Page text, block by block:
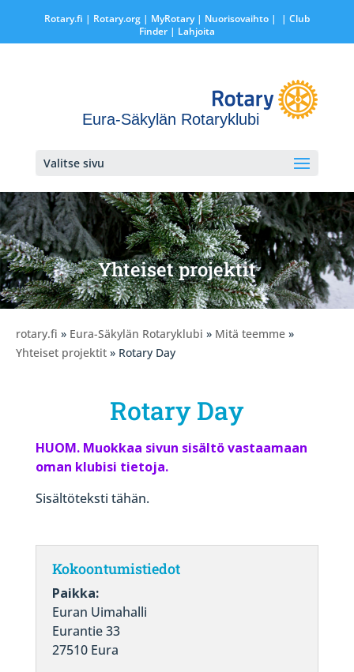
Rotary.fi | Rotary.org| MyRotary | Nuorisovaihto|
| Club
Finder| Lahjoita
Eura-Säkylän Rotaryklubi
Valitse sivu
Yhteiset projektit
rotary.fi » Eura-Säkylän Rotaryklubi » Mitä teemme »
Yhteiset projektit » Rotary Day
Rotary Day
HUOM. Muokkaa sivun sisältö vastaamaan
oman klubisi tietoja.
Sisältöteksti tähän.
Kokoontumistiedot
Paikka:
Euran Uimahalli
Eurantie 33
27510 Eura